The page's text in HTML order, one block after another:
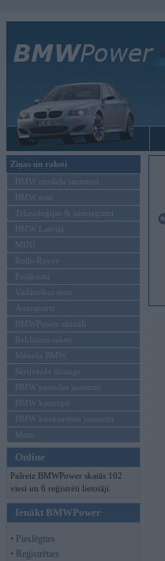
Ziņas un raksti
BMW modeļu jaunumi
BMW testi
Tehnoloģijas & sasniegumi
BMW Latvijā
MINI
Rolls-Royce
Pasākumi
Vadāmības tests
Autosports
BMWPower aktuāli
Reklāmas raksti
Mēneša BMW
Sērijveida tūnings
BMW pasaules jaunumi
BMW koncepti
BMW konkurentu jaunumi
Moto
Online
Pašreiz BMWPower skatās 102
viesi un 6 reģistrēti lietotāji.
Ienākt BMWPower
• Pieslēgties
• Reģistrēties